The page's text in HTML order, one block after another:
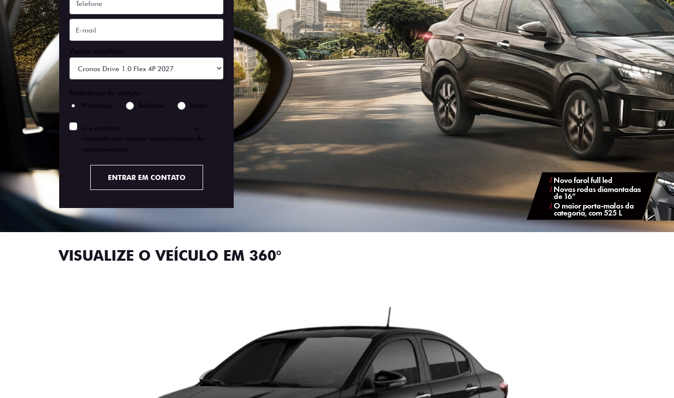
Versão escolhida
Preferência de contato:
Whatsapp
Telefone Email
Li e aceito a
e
concordo em receber comunicações da
concessionária.
ENTRAR EM CONTATO
VISUALIZE O VEÍCULO EM 360°